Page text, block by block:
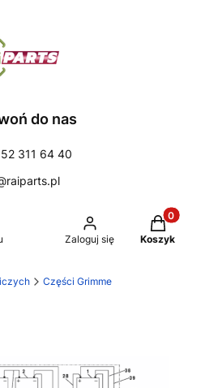
do nas
311 64 40
Zaloguj się Koszyk
Części Grimme